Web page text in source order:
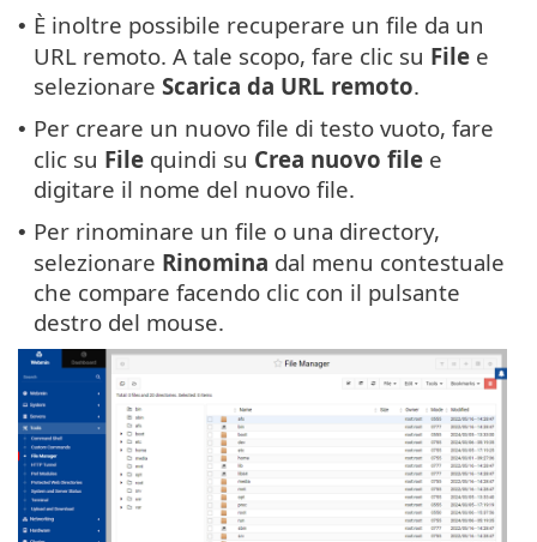
• È inoltre possibile recuperare un file da un
URL remoto. A tale scopo, fare clic su File e
selezionare Scarica da URL remoto.
• Per creare un nuovo file di testo vuoto, fare
clic su File quindi su Crea nuovo file e
digitare il nome del nuovo file.
• Per rinominare un file o una directory,
selezionare Rinomina dal menu contestuale
che compare facendo clic con il pulsante
destro del mouse.